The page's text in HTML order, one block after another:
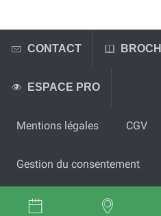
CONTACT
ESPACE PRO
Mentions légales CGV
Gestion du consentement